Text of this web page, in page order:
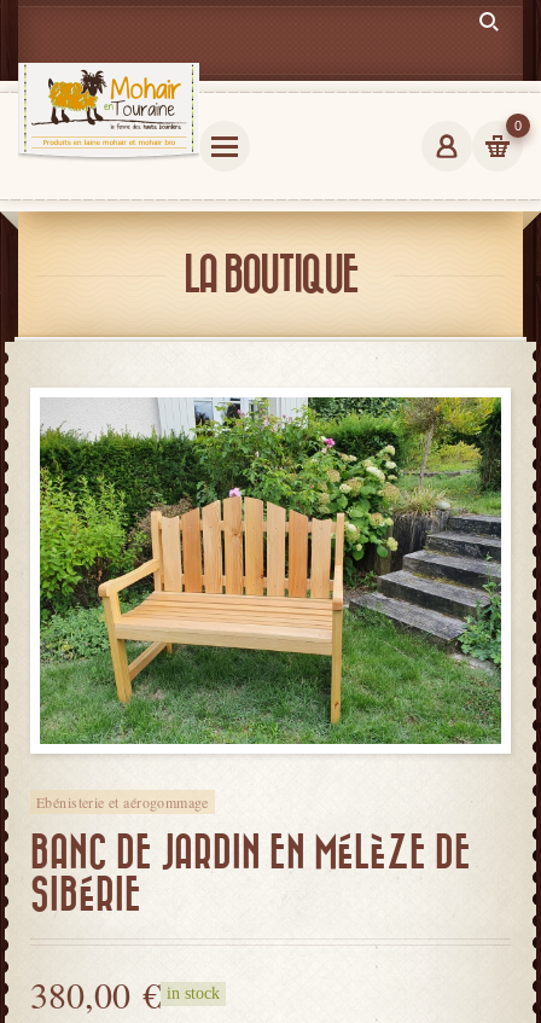
0
LA BOUTIQUE
Ebénisterie et aérogommage
BANC DE JARDIN EN MÉLÈZE DE
SIBÉRIE
380,00 € in stock